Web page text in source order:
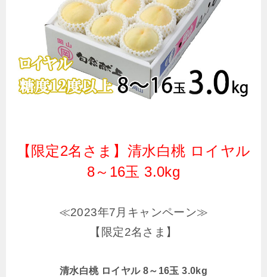
【限定2名さま】清水白桃 ロイヤル
8～16玉 3.0kg
≪2023年7月キャンペーン≫
【限定2名さま】
清水白桃 ロイヤル 8～16玉 3.0kg